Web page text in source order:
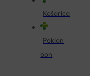
Košarica
Poklon
bon